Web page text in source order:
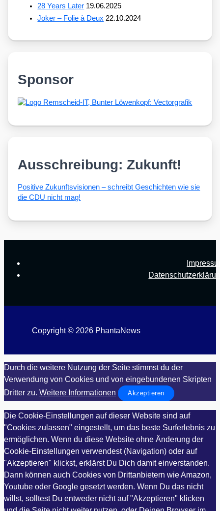
28 Years Later 19.06.2025
Joker – Folie à Deux 22.10.2024
Sponsor
Ausschreibung: Zukunft!
Posi­ti­ve Zukunfts­vi­sio­nen – schreibt Geschich­ten wie sie
die CDU nicht mag!
Copyright © 2026 PhantaNews
Durch die weitere Nutzung der Seite stimmst du der
Verwendung von Cookies und von eingebundenen Skripten
Dritter zu. Weitere Informationen Akzeptieren
Die Cookie-Einstellungen auf dieser Website sind auf
"Cookies zulassen" eingestellt, um das beste Surferlebnis zu
ermöglichen. Wenn du diese Website ohne Änderung der
Cookie-Einstellungen verwendest (Navigation) oder auf
"Akzeptieren" klickst, erklärst Du Dich damit einverstanden.
Dann können auch Cookies von Drittanbietern wie Amazon,
Youtube oder Google gesetzt werden. Wenn Du das nicht
willst, solltest Du entweder nicht auf "Akzeptieren" klicken